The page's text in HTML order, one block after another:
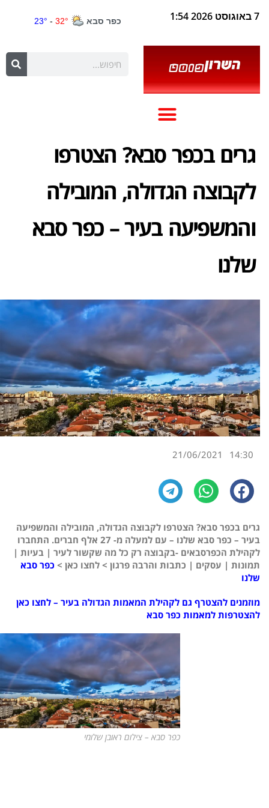
7 באוגוסט 2026 1:54
גרים בכפר סבא? הצטרפו
לקבוצה הגדולה, המובילה
והמשפיעה בעיר – כפר סבא
שלנו
14:30
21/06/2021
גרים בכפר סבא? הצטרפו לקבוצה הגדולה, המובילה והמשפיעה
בעיר – כפר סבא שלנו – עם למעלה מ- 27 אלף חברים. התחברו
לקהילת הכפרסבאים -בקבוצה רק כל מה שקשור לעיר | בעיות |
תמונות | עסקים | כתבות והרבה פרגון > לחצו כאן > כפר סבא
שלנו
מוזמנים להצטרף גם לקהילת המאמות הגדולה בעיר – לחצו כאן
להצטרפות למאמות כפר סבא
כפר סבא – צילום ראובן שלומי